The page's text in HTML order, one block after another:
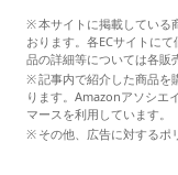
本サイトに掲載している
おります。各ECサイトに
品の詳細等については各販
記事内で紹介した商品を
ります。Amazonアソシエ
マースを利用しています。
その他、広告に対するポ